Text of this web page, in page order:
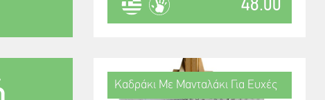
48.00
Καδράκι Με Μανταλάκι Για Ευχές